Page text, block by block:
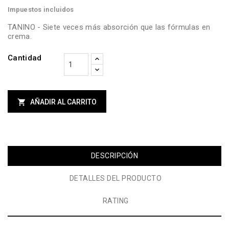
Impuestos incluidos
TANINO - Siete veces más absorción que las fórmulas en
crema.
Cantidad
 AÑADIR AL CARRITO
DESCRIPCIÓN
DETALLES DEL PRODUCTO
RATING